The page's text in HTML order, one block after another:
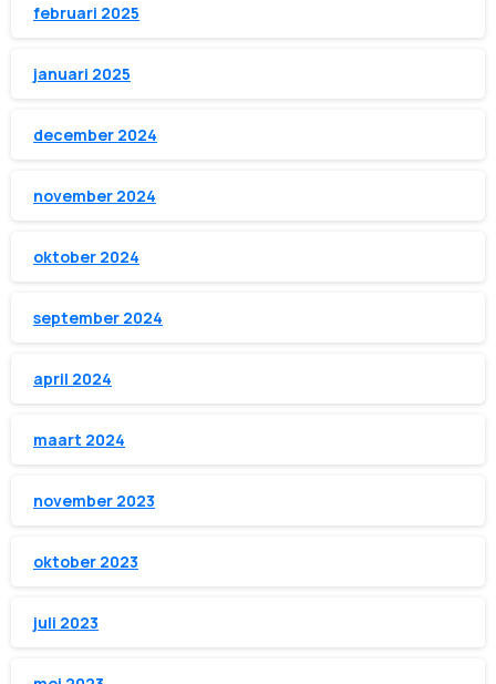
februari 2025
januari 2025
december 2024
november 2024
oktober 2024
september 2024
april 2024
maart 2024
november 2023
oktober 2023
juli 2023